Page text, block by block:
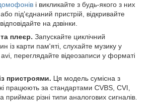
і викликайте з будь-якого з них
під'єднаний пристрій, відкривайте
на дзвінки.
плеєр. Запускайте циклічний
із карти пам'яті, слухайте музику у
переглядайте відеозаписи у форматі
пристроями. Ця модель сумісна з
працюють за стандартами CVBS, CVI,
приймає різні типи аналогових сигналів.